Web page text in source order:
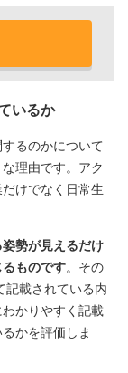
いるか
るのかについて
理由です。アク
けでなく日常生
勢が見えるだけ
ものです。その
記載されている内
かりやすく記載
かを評価しま